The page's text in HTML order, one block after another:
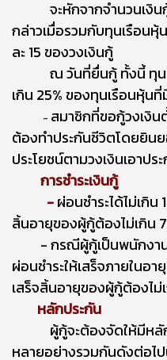
จะหักจากจำนวนเงินกู้
กล่าวเมื่อรวมกับทุนเรือนหุ้
ละ 15 ของวงเงินกู้
ณ วันที่ยื่นกู้ ทั้งนี้ ทุนเรื
เกิน 25% ของทุนเรือนหุ้น
- สมาชิกที่ขอกู้วงเงิ
ต้องทำประกันชีวิตโดยยิน
ประโยชน์ตามวงเงินเอาป
การชำระเงินกู้
-ผ่อนชำระได้ไม่เกิน
สิ้นอายุของผู้กู้ต้องไม่เกิน
-กรณีผู้กู้เป็นพนักงา
ผ่อนชำระให้เสร็จภายในอ
เสร็จสิ้นอายุของผู้กู้ต้องไม่
หลักประกัน
ผู้กู้จะต้องจัดให้มีห
หลายอย่างรวมกันดังต่อไ